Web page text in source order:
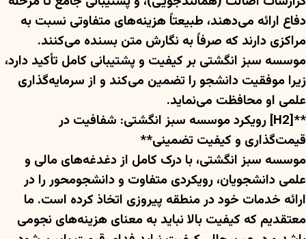
دفاع ارائه می‌دهند، طبیعتاً هزینه‌های متفاوتی نسبت به
مراکزی دارند که صرفاً به نگارش متن بسنده می‌کنند.
موسسه سبز انگشتی بر کیفیت و پشتیبانی کامل تأکید دارد،
زیرا موفقیت دانشجو را تضمین می‌کند و از سرمایه‌گذاری
علمی او محافظت می‌نماید.
**[H2] رویکرد موسسه سبز انگشتی: شفافیت در
قیمت‌گذاری و کیفیت تضمینی**
موسسه سبز انگشتی، با درک کامل از دغدغه‌های مالی و
علمی دانشجویان، رویکردی متفاوت و دانشجومحور را در
ارائه خدمات خود در منطقه پیروزی اتخاذ کرده است. ما
معتقدیم که کیفیت بالا نباید به معنای هزینه‌های نجومی